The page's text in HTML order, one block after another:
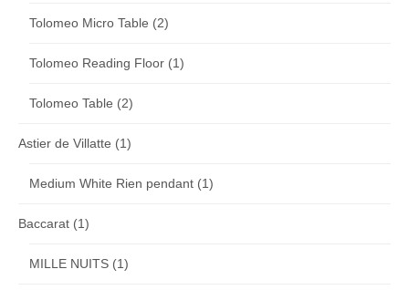
Tolomeo Micro Table (2)
Tolomeo Reading Floor (1)
Tolomeo Table (2)
Astier de Villatte (1)
Medium White Rien pendant (1)
Baccarat (1)
MILLE NUITS (1)